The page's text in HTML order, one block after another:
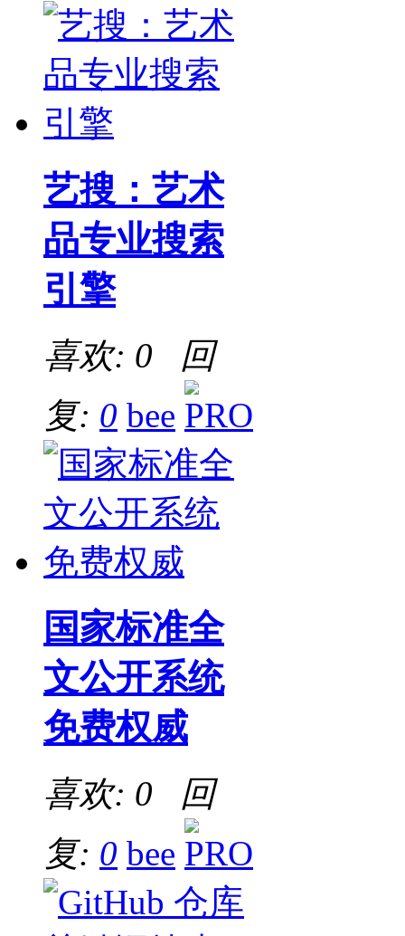
艺搜：艺术
品专业搜索
引擎
喜欢: 0 回
复: 0 bee
国家标准全
文公开系统
免费权威
喜欢: 0 回
复: 0 bee